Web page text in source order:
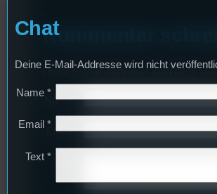
Kommentar
Deine E-Mail-Addresse wird nicht
Name*
Email*
Chat
Deine E-Mail-Addresse wird nicht
Name *
Email *
Text *